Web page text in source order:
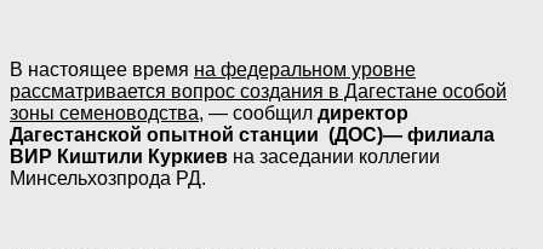
В настоящее время на федеральном уровне
рассматривается вопрос создания в Дагестане особой
зоны семеноводства, — сообщил директор
Дагестанской опытной станции (ДОС)— филиала
ВИР Киштили Куркиев на заседании коллегии
Минсельхозпрода РД.